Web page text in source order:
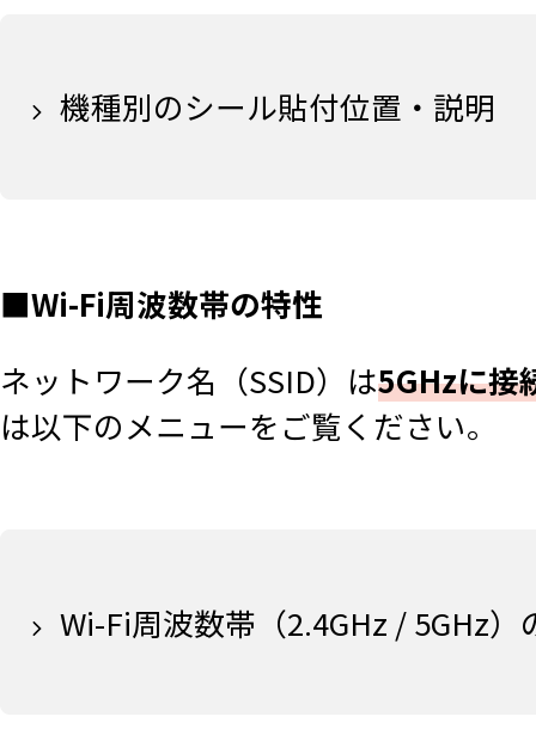
機種別のシール貼付位置・説明
■Wi-Fi周波数帯の特性
ネットワーク名（SSID）は5GHzに接
は以下のメニューをご覧ください。
Wi-Fi周波数帯（2.4GHz / 5GHz）